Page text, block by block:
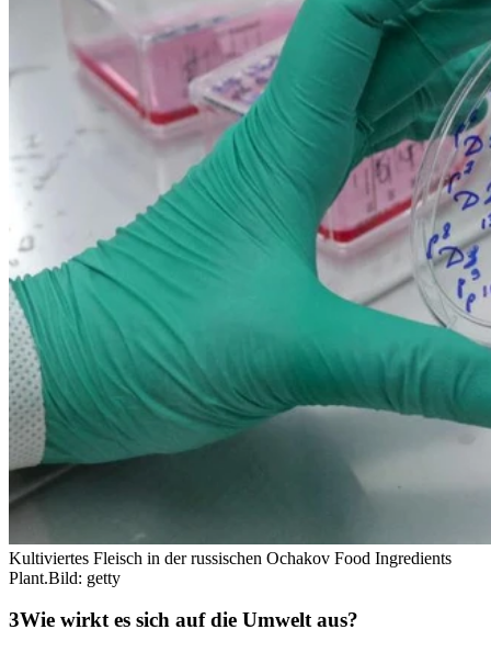
Kultiviertes Fleisch in der russischen Ochakov Food Ingredients
Plant.Bild: getty
Wie wirkt es sich auf die Umwelt aus?